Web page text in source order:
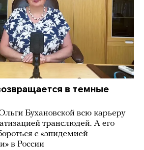
в темные
Бухановской всю карьеру
транслюдей. А его
с «эпидемией
в России